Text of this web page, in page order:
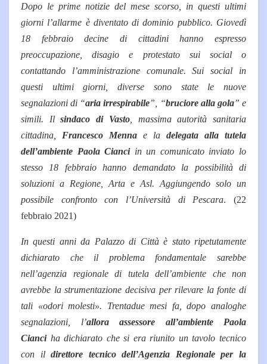
Dopo le prime notizie del mese scorso, in questi ultimi
giorni l’allarme è diventato di dominio pubblico. Giovedì
18 febbraio decine di cittadini hanno espresso
preoccupazione, disagio e protestato sui social o
contattando l’amministrazione comunale. Sui social in
questi ultimi giorni, diverse sono state le nuove
segnalazioni di “aria irrespirabile”, “bruciore alla gola” e
simili. Ilsindaco di Vasto, massima autorità sanitaria
cittadina, Francesco Menna e la delegata alla tutela
dell’ambiente Paola Cianci in un comunicato inviato lo
stesso 18 febbraio hanno demandato la possibilità di
soluzioni a Regione, Arta e Asl. Aggiungendo solo un
possibile confronto con l’Università di Pescara. (22
febbraio 2021)
In questi anni da Palazzo di Città è stato ripetutamente
dichiarato che il problema fondamentale sarebbe
nell’agenzia regionale di tutela dell’ambiente che non
avrebbe la strumentazione decisiva per rilevare la fonte di
tali «odori molesti». Trentadue mesi fa, dopo analoghe
segnalazioni, l’allora assessore all’ambiente Paola
Cianci ha dichiarato che si era riunito un tavolo tecnico
con ildirettore tecnico dell’Agenzia Regionale per la